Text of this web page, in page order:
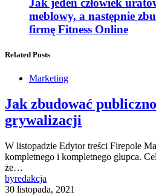
Jak jeden człowiek
meblowy, a następnie
firmę Fitness Online
Related Posts
Marketing
Jak zbudować
grywalizacji
W listopadzie Edytor treści Firepole
kompletnego i kompletnego głupca.
że…
byredakcja
30 listopada, 2021